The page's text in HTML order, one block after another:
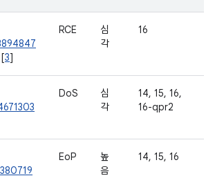
3]
RCE
심
각
16
DoS
심
각
14, 15, 16,
16-qpr2
EoP
높
음
14, 15, 16